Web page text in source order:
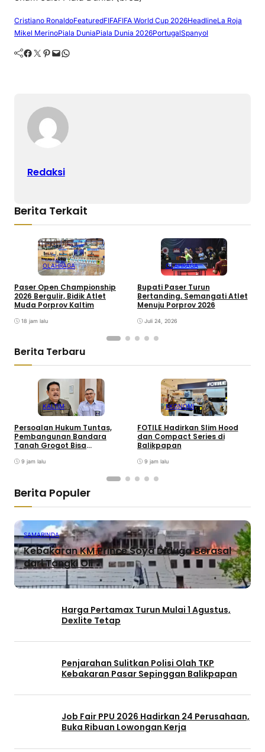
Cristiano RonaldoFeaturedFIFAFIFA World Cup 2026HeadlineLa Roja
Mikel MerinoPiala DuniaPiala Dunia 2026PortugalSpanyol
Facebook Twitter Pinterest Mail WhatsApp
Redaksi
Berita Terkait
OLAHRAGA
Paser Open Championship
2026 Bergulir, Bidik Atlet
Muda Porprov Kaltim
18 jam lalu
OLAHRAGA
Bupati Paser Turun
Bertanding, Semangati Atlet
Menuju Porprov 2026
Juli 24, 2026
Berita Terbaru
KALTIM
Persoalan Hukum Tuntas,
Pembangunan Bandara
Tanah Grogot Bisa
9 jam lalu
EKONOMI
FOTILE Hadirkan Slim Hood
dan Compact Series di
Balikpapan
9 jam lalu
Berita Populer
SAMARINDA
Kebakaran KM Prince Soya Diduga Berasal
dari Tangki Oli
Harga Pertamax Turun Mulai 1 Agustus,
Dexlite Tetap
Penjarahan Sulitkan Polisi Olah TKP
Kebakaran Pasar Sepinggan Balikpapan
Job Fair PPU 2026 Hadirkan 24 Perusahaan,
Buka Ribuan Lowongan Kerja